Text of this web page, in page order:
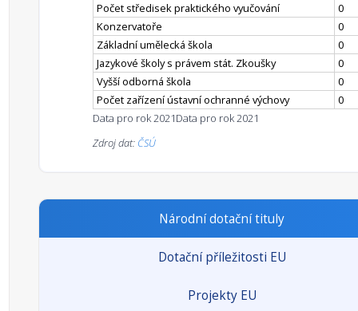
Počet středisek praktického vyučování
0
Konzervatoře
0
Základní umělecká škola
0
Jazykové školy s právem stát. Zkoušky
0
Vyšší odborná škola
0
Počet zařízení ústavní ochranné výchovy
0
Data pro rok 2021Data pro rok 2021
Zdroj dat: ČSÚ
Národní dotační tituly
Dotační příležitosti EU
Projekty EU